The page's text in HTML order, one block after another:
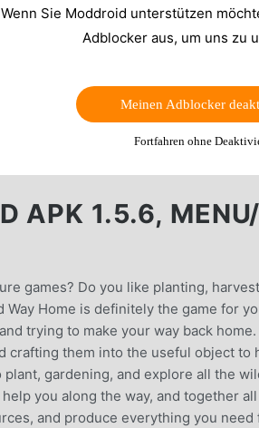
APK 1.5.6,
games? Do you like planting,
Home is definitely the game for
trying to make your way back
them into the useful object to
gardening, and explore all the
you along the way, and together
and produce everything you
Sie Moddroid unterstützen
Adblocker aus, um uns zu
Meinen Adblocker
Fortfahren ohne